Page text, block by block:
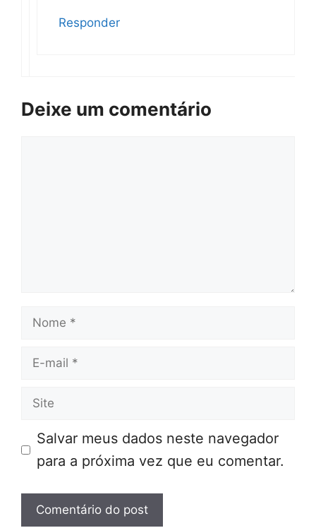
Responder
Deixe um comentário
Nome
E-
Site
Salvar meus dados neste navegador
para a próxima vez que eu comentar.